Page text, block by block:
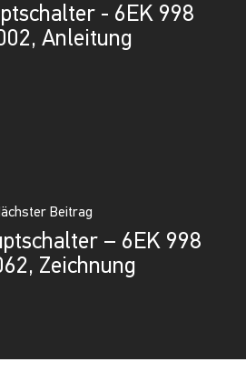
- 6EK 998
Anleitung
Beitrag
– 6EK 998
Zeichnung